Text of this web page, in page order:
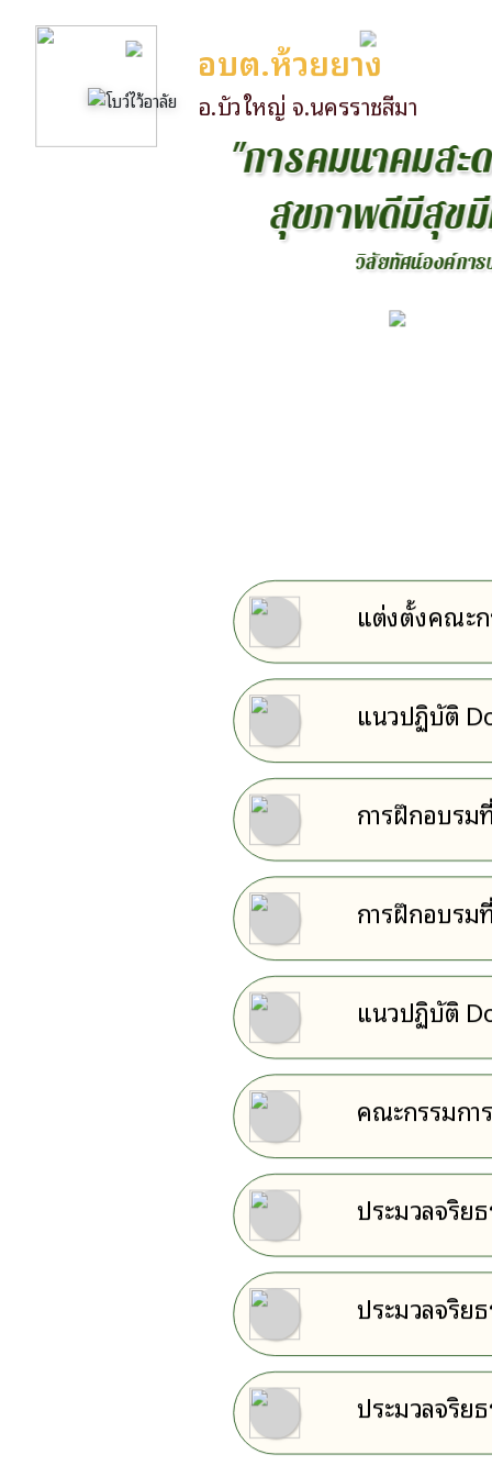
อบต.ห้วยยาง
อ.บัวใหญ่ จ.นครราชสีมา
"การคมนาคมสะด
สขภาพดมสขม
วสยทศนองคการ
แต่งตั้งคณะก
แนวปฏิบัติ
การฝึกอบรม
การฝึกอบรม
แนวปฏิบัติ
คณะกรรมกา
ประมวลจริย
ประมวลจริย
ประมวลจริย